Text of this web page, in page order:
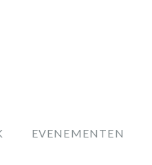
EVENEMENTEN